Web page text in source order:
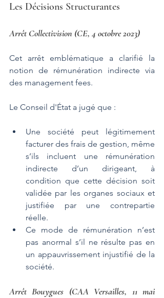
Les Décisions Structurantes
Arrêt Collectivision (CE, 4 octobre 2023)
Cet arrêt emblématique a clarifié la
notion de rémunération indirecte via
des management fees.
Le Conseil d'État a jugé que :
Une société peut légitimement
facturer des frais de gestion, même
s’ils incluent une rémunération
indirecte d’un dirigeant, à
condition que cette décision soit
validée par les organes sociaux et
justifiée par une contrepartie
réelle.
Ce mode de rémunération n’est
pas anormal s’il ne résulte pas en
un appauvrissement injustifié de la
société​.
Arrêt Bouygues (CAA Versailles, 11 mai